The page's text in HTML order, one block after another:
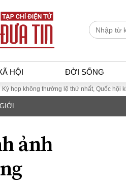
HỘI ĐỜI SỐNG
không thường lệ thứ nhất, Quốc hội khóa XVI
ảnh